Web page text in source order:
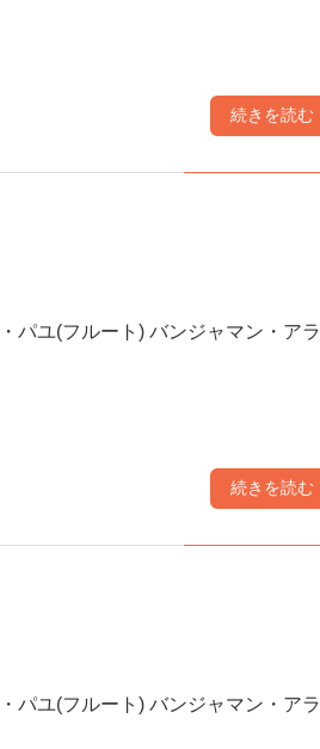
続きを読む
ユ(フルート) バンジャマン・アラ
続きを読む
ユ(フルート) バンジャマン・アラ